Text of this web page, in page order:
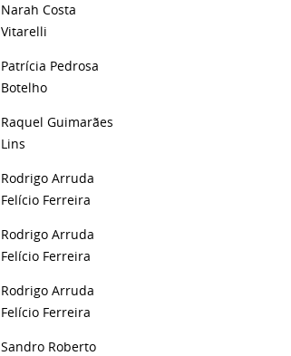
Narah Costa
Vitarelli
Patrícia Pedrosa
Botelho
Raquel Guimarães
Lins
Rodrigo Arruda
Felício Ferreira
Rodrigo Arruda
Felício Ferreira
Rodrigo Arruda
Felício Ferreira
Sandro Roberto